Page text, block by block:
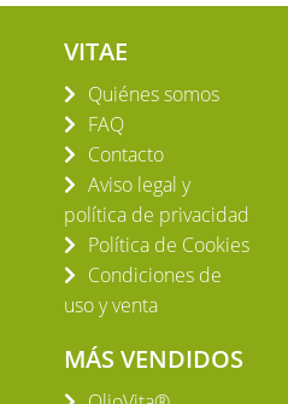
VITAE
Quiénes somos
FAQ
Contacto
Aviso legal y
política de privacidad
Política de Cookies
Condiciones de
uso y venta
MÁS VENDIDOS